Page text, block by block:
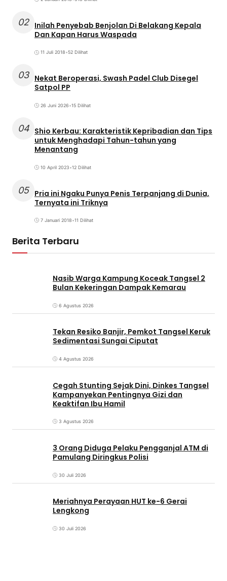
02 Inilah Penyebab Benjolan Di Belakang Kepala
Dan Kapan Harus Waspada
11 Juli 2018•52 Dilihat
03 Nekat Beroperasi, Swash Padel Club Disegel
Satpol PP
26 Juni 2026•15 Dilihat
04 Shio Kerbau: Karakteristik Kepribadian dan Tips
untuk Menghadapi Tahun-tahun yang
Menantang
10 April 2023•12 Dilihat
05 Pria ini Ngaku Punya Penis Terpanjang di Dunia,
Ternyata ini Triknya
7 Januari 2018•11 Dilihat
Berita Terbaru
Nasib Warga Kampung Koceak Tangsel 2
Bulan Kekeringan Dampak Kemarau
6 Agustus 2026
Tekan Resiko Banjir, Pemkot Tangsel Keruk
Sedimentasi Sungai Ciputat
4 Agustus 2026
Cegah Stunting Sejak Dini, Dinkes Tangsel
Kampanyekan Pentingnya Gizi dan
Keaktifan Ibu Hamil
3 Agustus 2026
3 Orang Diduga Pelaku Pengganjal ATM di
Pamulang Diringkus Polisi
30 Juli 2026
Meriahnya Perayaan HUT ke-6 Gerai
Lengkong
30 Juli 2026